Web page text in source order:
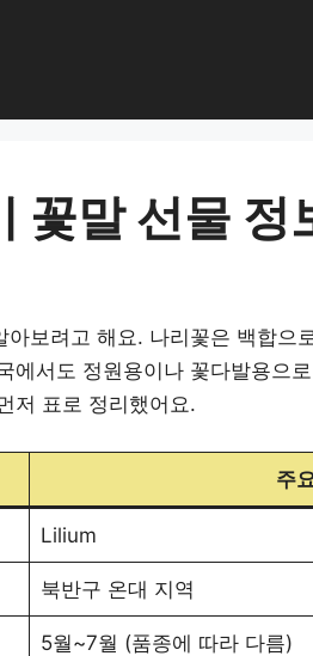
꽃말 선물 정
보려고 해요. 나리꽃은 백합으
에서도 정원용이나 꽃다발용으
저 표로 정리했어요.
주
Lilium
북반구 온대 지역
5월~7월 (품종에 따라 다름)